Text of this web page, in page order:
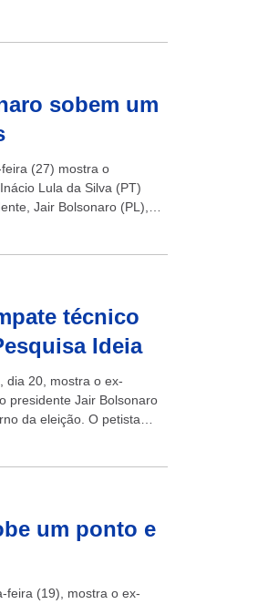
sobem um
(27) mostra o
Lula da Silva (PT)
Jair Bolsonaro (PL),
técnico
Ideia
dia 20, mostra o ex-
presidente Jair Bolsonaro
da eleição. O petista
um ponto e
feira (19), mostra o ex-